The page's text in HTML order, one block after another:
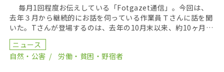
毎月1回程度お伝えしている「Fotgazet通信」。今回は、
去年３月から継続的にお話を伺っている作業員Ｔさんに話を聞
いた。Tさんが登場するのは、去年の10月末以来、約10ヶ月ぶ
り。今回は、現在、東京電力で公開されてい […]
ニュース
自然・公害
労働・貧困・野宿者